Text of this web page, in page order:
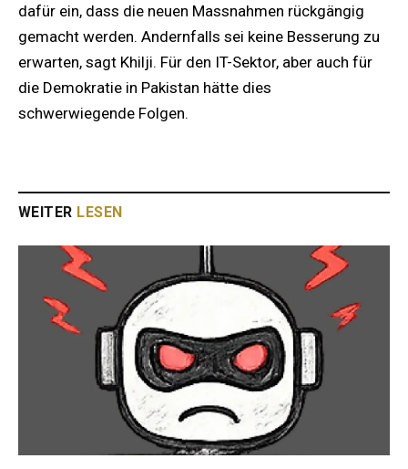
dafür ein, dass die neuen Massnahmen rückgängig
gemacht werden. Andernfalls sei keine Besserung zu
erwarten, sagt Khilji. Für den IT-Sektor, aber auch für
die Demokratie in Pakistan hätte dies
schwerwiegende Folgen.
WEITER LESEN